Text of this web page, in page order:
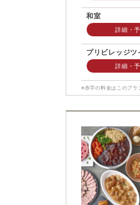
和室
詳細・
プリビレッジツ
詳細・
※赤字の料金はこのプラ